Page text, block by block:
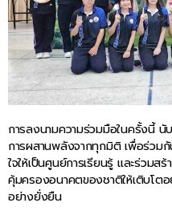
การลงนามความร่วมมือในครั้งนี้
การผสานพลังจากทุกมิติ เพื่อร่ว
ใจให้เป็นศูนย์การเรียนรู้ และร่วม
คุ้มครองอนาคตของชาติให้เติบโต
อย่างยั่งยืน